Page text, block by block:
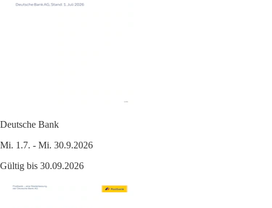
Deutsche Bank
Mi. 1.7. - Mi. 30.9.2026
Gültig bis 30.09.2026